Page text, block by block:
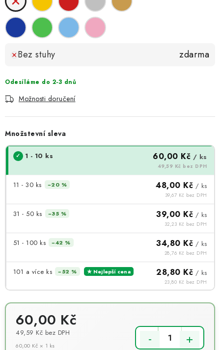
Bez stuhy zdarma
Odesíláme do 2-3 dnů
Možnosti doručení
Množstevní sleva
1 - 10 ks 60,00 Kč / ks
49,59 Kč bez DPH
11 - 30 ks −20 % 48,00 Kč / ks
39,67 Kč bez DPH
31 - 50 ks −35 % 39,00 Kč / ks
32,23 Kč bez DPH
51 - 100 ks −42 % 34,80 Kč / ks
28,76 Kč bez DPH
101 a více ks −52 % ★ Nejlepší cena 28,80 Kč / ks
23,80 Kč bez DPH
60,00 Kč
49,59 Kč bez DPH
60,00 Kč × 1 ks